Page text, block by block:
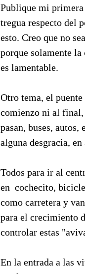
Publique mi primera
tregua respecto del
esto. Creo que no
porque solamente
es lamentable.
Otro tema, el
comienzo ni al final,
pasan, buses,
alguna desgracia,
Todos para ir al
en cochecito,
como carretera y
para el crecimiento
controlar estas
En la entrada a las